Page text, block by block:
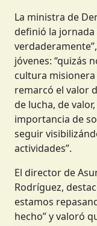
La ministra de
definió la
jóvenes: “quizás
cultura misionera
remarcó el valor
de lucha, de
importancia de
seguir
actividades”.
El director de
Rodríguez,
estamos
hecho” y valoró